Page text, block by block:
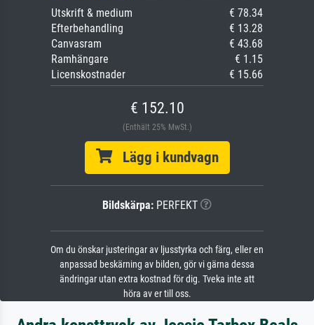
Utskrift & medium
€ 78.34
Efterbehandling
€ 13.28
Canvasram
€ 43.68
Ramhängare
€ 1.15
Licenskostnader
€ 15.66
€ 152.10
(Enthält 25% MwSt.)
Lägg i kundvagn
Bildskärpa: PERFEKT
Om du önskar justeringar av ljusstyrka och färg, eller en
anpassad beskärning av bilden, gör vi gärna dessa
ändringar utan extra kostnad för dig. Tveka inte att
höra av er till oss.